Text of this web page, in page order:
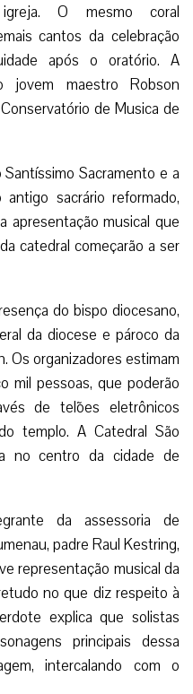
e os corredores da
também os
eucarística, que terá
estará a cargo do
Vicente, formado no
e do Rio de Janeiro.
Sacramento e a
sacrário reformado,
apresentação musical que
catedral começarão a ser
do bispo diocesano,
da diocese e pároco da
Os organizadores estimam
mil pessoas, que poderão
de telões eletrônicos
templo. A Catedral São
no centro da cidade de
da assessoria de
padre Raul Kestring,
representação musical da
no que diz respeito à
explica que solistas
principais dessa
intercalando com o